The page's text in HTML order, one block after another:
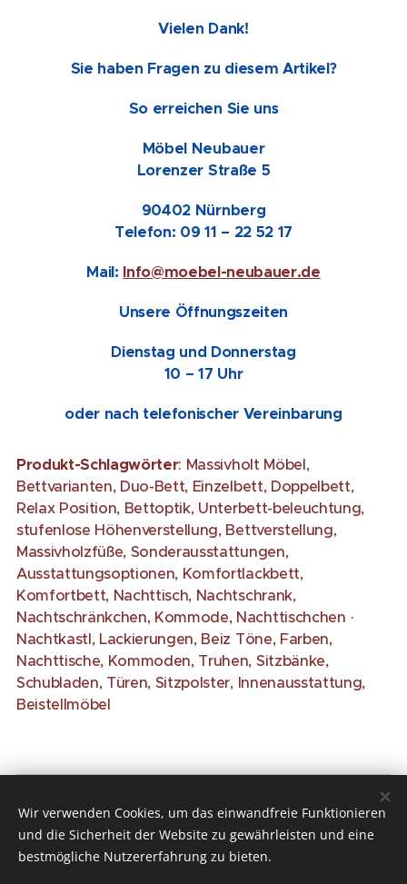
Vielen Dank!
Sie haben Fragen zu diesem Artikel?
So erreichen Sie uns
Möbel Neubauer
Lorenzer Straße 5
90402 Nürnberg
Telefon: 09 11 – 22 52 17
Mail: Info@moebel-neubauer.de
Unsere Öffnungszeiten
Dienstag und Donnerstag
10 – 17 Uhr
oder nach telefonischer Vereinbarung
Produkt-Schlagwörter: Massivholt Möbel,
Bettvarianten, Duo-Bett, Einzelbett, Doppelbett,
Relax Position, Bettoptik, Unterbett-beleuchtung,
stufenlose Höhenverstellung, Bettverstellung,
Massivholzfüße, Sonderausstattungen,
Ausstattungsoptionen, Komfortlackbett,
Komfortbett, Nachttisch, Nachtschrank,
Nachtschränkchen, Kommode, Nachttischchen ·
Nachtkastl, Lackierungen, Beiz Töne, Farben,
Nachttische, Kommoden, Truhen, Sitzbänke,
Schubladen, Türen, Sitzpolster, Innenausstattung,
Beistellmöbel
Möbel Neubauer Lorenzer Str. 5 (Eingang
Dörrersgasse) 90402Nürnberg
Wir verwenden Cookies, um das einwandfreie Funktionieren
und die Sicherheit der Website zu gewährleisten und eine
bestmögliche Nutzererfahrung zu bieten.